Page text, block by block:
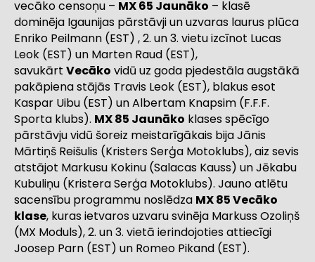
vecāko censoņu – MX 65 Jaunāko – klasē
dominēja Igaunijas pārstāvji un uzvaras laurus plūca
Enriko Peilmann (EST) , 2. un 3. vietu izcīnot Lucas
Leok (EST) un Marten Raud (EST),
savukārt Vecāko vidū uz goda pjedestāla augstākā
pakāpiena stājās Travis Leok (EST), blakus esot
Kaspar Uibu (EST) un Albertam Knapsim (F.F.F.
Sporta klubs). MX 85 Jaunāko klases spēcīgo
pārstāvju vidū šoreiz meistarīgākais bija Jānis
Mārtiņš Reišulis (Kristers Serģa Motoklubs), aiz sevis
atstājot Markusu Kokinu (Salacas Kauss) un Jēkabu
Kubuliņu (Kristera Serģa Motoklubs). Jauno atlētu
sacensību programmu noslēdza MX 85 Vecāko
klase, kuras ietvaros uzvaru svinēja Markuss Ozoliņš
(MX Moduls), 2. un 3. vietā ierindojoties attiecīgi
Joosep Parn (EST) un Romeo Pikand (EST).